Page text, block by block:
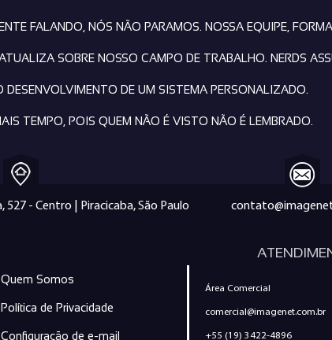
FALANDO, NÓS NÃO PARAMOS. NOSSA EQUIPE,
SOBRE NOSSO CAMPO DE TRABALHO. NERDS
DE UM SISTEMA PERSONALIZADO.
TEMPO, POIS QUEM NÃO É VISTO NÃO É LEMBRADO.
527 - Centro | Piracicaba, São Paulo
Quem Somos
Política de Privacidade
Configuração de e-mail
Área Comercial
comercial@imagenet.com.br
+55 (19) 3422-4896